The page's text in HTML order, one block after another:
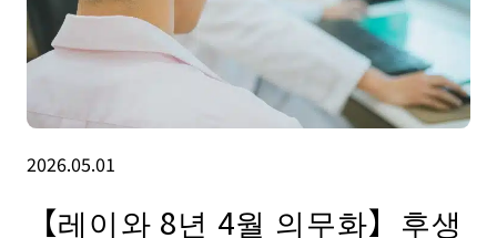
2026.05.01
【레이와 8년 4월 의무화】후생